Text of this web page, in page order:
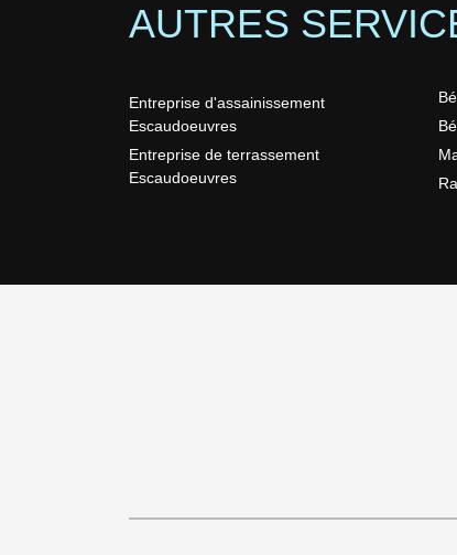
AUTRES
Entreprise d'assainissement
Escaudoeuvres
Entreprise de terrassement
Escaudoeuvres